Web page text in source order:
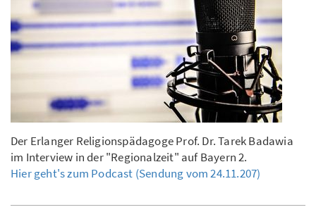
Der Erlanger Religionspädagoge Prof. Dr. Tarek Badawia
im Interview in der "Regionalzeit" auf Bayern 2.
Hier geht's zum Podcast (Sendung vom 24.11.207)